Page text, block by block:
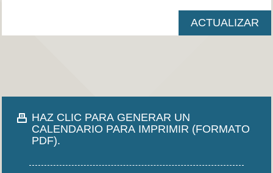
HAZ CLIC PARA GENERAR UN
CALENDARIO PARA IMPRIMIR (FORMATO
PDF).